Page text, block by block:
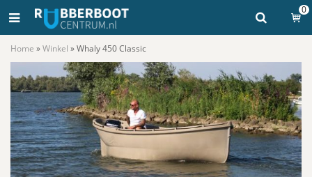
0
Home »Winkel »Whaly 450 Classic